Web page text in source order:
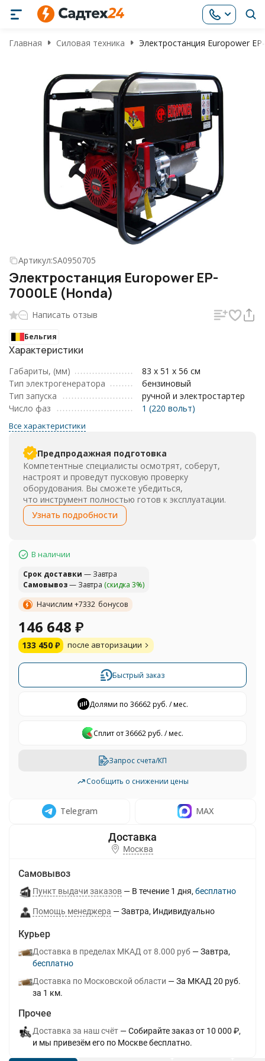
Главная Силовая техника Электростанция Europower
Артикул:SA0950705
Электростанция Europower EP-
7000LE (Honda)
Написать отзыв
Бельгия
Характеристики
Габариты, (мм)
83 x 51 x 56 см
Тип электрогенератора
бензиновый
Тип запуска
ручной и электростартер
Число фаз
1 (220 вольт)
Все характеристики
Предпродажная подготовка
Компетентные специалисты осмотрят, соберут,
настроят и проведут пусковую проверку
оборудования. Вы сможете убедиться,
что инструмент полностью готов к эксплуатации.
Узнать подробности
В наличии
Cрок доставки — Завтра
Самовывоз— Завтра (скидка 3%)
Начислим +7332 бонусов
146 648 ₽
133 450 ₽ после авторизации
Быстрый заказ
Долями по 36662 руб. / мес.
Сплит от 36662 руб. / мес.
Запрос счета/КП
Сообщить о снижении цены
Telegram MAX
Москва
Самовывоз
Пункт выдачи заказов В течение 1 дня Бесплатно
Помощь менеджера Завтра Индивидуально
Курьер
Доставка в пределах МКАД от 8.000 руб
Завтра
Бесплатно
Доставка по Московской области
За МКАД 20 руб.
за 1 км.
Прочее
Доставка за наш счёт
Собирайте заказ от 10 000 ₽,
и мы привезём его по Москве бесплатно.